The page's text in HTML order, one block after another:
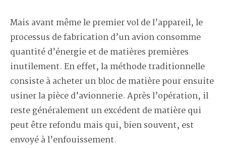
Mais avant même le premier vol de l’appareil, le
processus de fabrication d’un avion consomme
quantité d’énergie et de matières premières
inutilement. En effet, la méthode traditionnelle
consiste à acheter un bloc de matière pour ensuite
usiner la pièce d’avionnerie. Après l’opération, il
reste généralement un excédent de matière qui
peut être refondu mais qui, bien souvent, est
envoyé à l’enfouissement.